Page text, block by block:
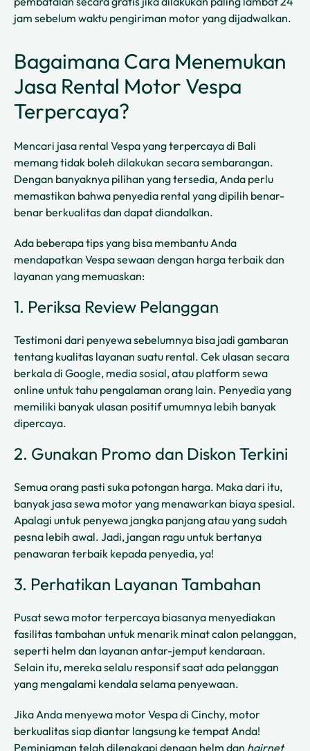
jam sebelum waktu pengiriman motor yang dijadwalkan.
Bagaimana Cara Menemukan
Jasa Rental Motor Vespa
Terpercaya?
Mencari jasa rental Vespa yang terpercaya di Bali
memang tidak boleh dilakukan secara sembarangan.
Dengan banyaknya pilihan yang tersedia, Anda perlu
memastikan bahwa penyedia rental yang dipilih benar-
benar berkualitas dan dapat diandalkan.
Ada beberapa tips yang bisa membantu Anda
mendapatkan Vespa sewaan dengan harga terbaik dan
layanan yang memuaskan:
1. Periksa Review Pelanggan
Testimoni dari penyewa sebelumnya bisa jadi gambaran
tentang kualitas layanan suatu rental. Cek ulasan secara
berkala di Google, media sosial, atau platform sewa
online untuk tahu pengalaman orang lain. Penyedia yang
memiliki banyak ulasan positif umumnya lebih banyak
dipercaya.
2. Gunakan Promo dan Diskon Terkini
Semua orang pasti suka potongan harga. Maka dari itu,
banyak jasa sewa motor yang menawarkan biaya spesial.
Apalagi untuk penyewa jangka panjang atau yang sudah
pesna lebih awal. Jadi, jangan ragu untuk bertanya
penawaran terbaik kepada penyedia, ya!
3. Perhatikan Layanan Tambahan
Pusat sewa motor terpercaya biasanya menyediakan
fasilitas tambahan untuk menarik minat calon pelanggan,
seperti helm dan layanan antar-jemput kendaraan.
Selain itu, mereka selalu responsif saat ada pelanggan
yang mengalami kendala selama penyewaan.
Jika Anda menyewa motor Vespa di Cinchy, motor
berkualitas siap diantar langsung ke tempat Anda!
Peminjaman telah dilengkapi dengan helm dan hairnet